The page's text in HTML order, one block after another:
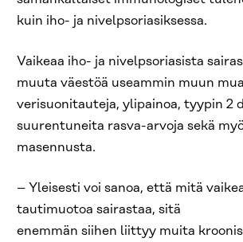
kuin iho- ja nivelpsoriasiksessa.
Vaikeaa iho- ja nivelpsoriasista
muuta väestöä useammin muun
verisuonitauteja, ylipainoa, tyypin 2
suurentuneita rasva-arvoja sekä
masennusta.
– Yleisesti voi sanoa, että mitä
tautimuotoa sairastaa, sitä
enemmän siihen liittyy muita